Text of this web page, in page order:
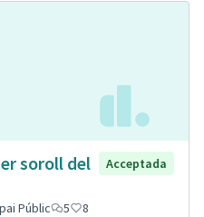
soroll del
Acceptada
Públic 5 8